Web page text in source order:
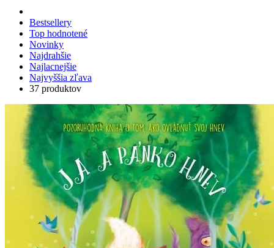
Bestsellery
Top hodnotené
Novinky
Najdrahšie
Najlacnejšie
Najvyššia zľava
37 produktov